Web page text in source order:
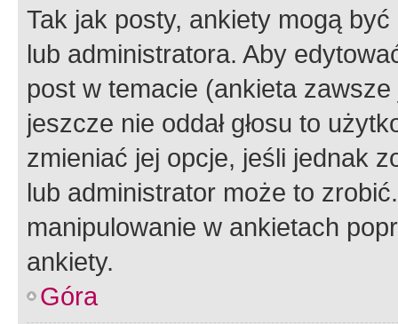
Tak jak posty, ankiety mogą
lub administratora. Aby
post w temacie (ankieta
jeszcze nie oddał głosu to
zmieniać jej opcje, jeśli jednak
lub administrator może to
manipulowanie w ankietach
ankiety.
Góra